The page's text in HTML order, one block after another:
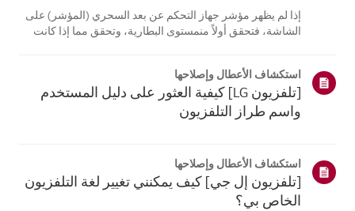
إذا لم يظهر مؤشر جهاز التحكم عن بعد السحري (المؤشر) على
الشاشة، فتحقق أولاً منمستوى البطارية، وتحقق مما إذا كانت
التلفزيون. أعد تسج...
استكشاف الأعطال وإصلاحها
[تلفزيون LG] كيفية العثور على دليل المستخدم
واسم طراز التلفزيون
استكشاف الأعطال وإصلاحها
[تلفزيون إل جي] كيف يمكنني تغيير لغة التلفزيون
الخاص بي؟